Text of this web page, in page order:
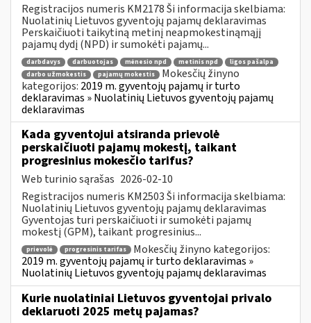
Registracijos numeris KM2178 Ši informacija skelbiama:
Nuolatinių Lietuvos gyventojų pajamų deklaravimas
Perskaičiuoti taikytiną metinį neapmokestinąmąjį
pajamų dydį (NPD) ir sumokėti pajamų...
darbdavys darbuotojas mėnesio npd metinis npd
ligos pašalpa
darbo užmokestis
pajamų mokestis
Mokesčių žinyno
kategorijos: 2019 m. gyventojų pajamų ir turto
deklaravimas » Nuolatinių Lietuvos gyventojų pajamų
deklaravimas
Kada gyventojui atsiranda prievolė
perskaičiuoti pajamų mokestį, taikant
progresinius mokesčio tarifus?
Web turinio sąrašas 2026-02-10
Registracijos numeris KM2503 Ši informacija skelbiama:
Nuolatinių Lietuvos gyventojų pajamų deklaravimas
Gyventojas turi perskaičiuoti ir sumokėti pajamų
mokestį (GPM), taikant progresinius...
prievolė progresinis tarifas
Mokesčių žinyno kategorijos:
2019 m. gyventojų pajamų ir turto deklaravimas »
Nuolatinių Lietuvos gyventojų pajamų deklaravimas
Kurie nuolatiniai Lietuvos gyventojai privalo
deklaruoti 2025 metų pajamas?